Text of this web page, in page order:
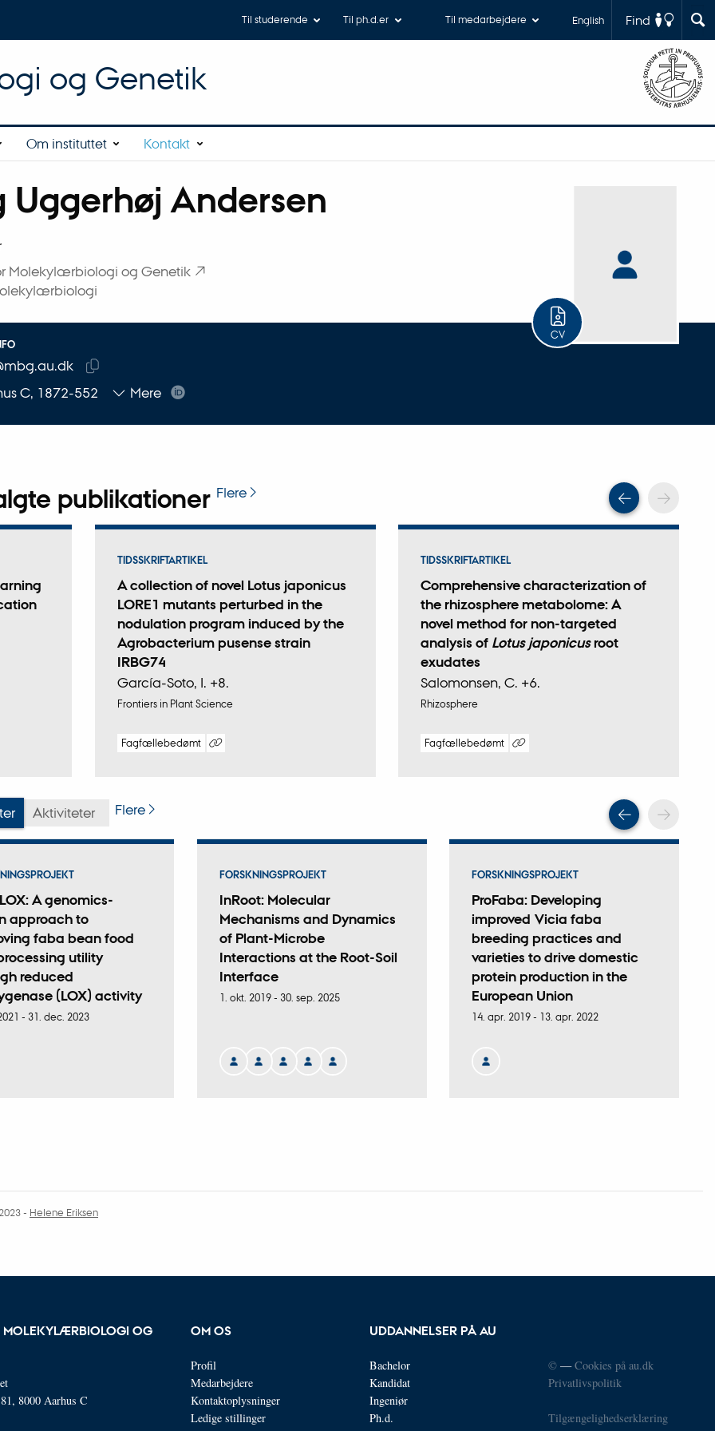
Find
English
Til studerende Til ph.d.er Til medarbejdere
og Genetik
Om instituttet Kontakt
Uggerhøj Andersen
Molekylærbiologi og Genetik
CV
Kopier
Mere
C, 1872-552
publikationer Flere Scroll
A collection of novel Lotus japonicus
LORE1 mutants perturbed in the
nodulation program induced by the
Agrobacterium pusense strain
IRBG74
García-Soto, I. +8.
TIDSSKRIFTARTIKEL
Frontiers in Plant Science
Fagfællebedømt
Comprehensive characterization of
the rhizosphere metabolome: A
novel method for non-targeted
analysis of Lotus japonicusroot
exudates
Salomonsen, C. +6.
TIDSSKRIFTARTIKEL
Rhizosphere
Fagfællebedømt
Aktiviteter Flere Scroll
A genomics-
approach to
faba bean food
utility
reduced
(LOX) activity
- 31. dec. 2023
InRoot: Molecular
Mechanisms and Dynamics
of Plant-Microbe
Interactions at the Root-Soil
Interface
FORSKNINGSPROJEKT
1. okt. 2019- 30. sep. 2025
ProFaba: Developing
improved Vicia faba
breeding practices and
varieties to drive domestic
protein production in the
European Union
FORSKNINGSPROJEKT
14. apr. 2019 - 13. apr. 2022
- Helene Eriksen
MOLEKYLÆRBIOLOGI OG
8000 Aarhus C
OM OS
Profil
Medarbejdere
Kontaktoplysninger
Ledige stillinger
UDDANNELSER PÅ AU
Bachelor
Kandidat
Ingeniør
Ph.d.
© —Cookies på au.dk
Privatlivspolitik
Tilgængelighedserklæring